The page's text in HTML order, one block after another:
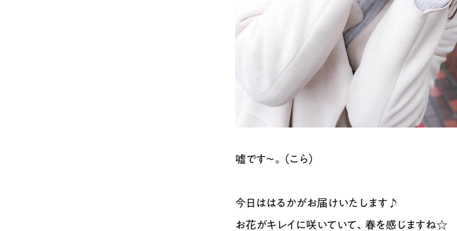
嘘です〜。（こら）
今日ははるかがお届けいたします♪
お花がキレイに咲いていて、春を感じますね☆